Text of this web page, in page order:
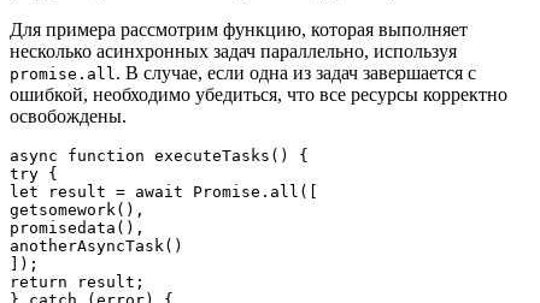
Для примера рассмотрим функцию, которая выполняет
несколько асинхронных задач параллельно, используя
promise.all . В случае, если одна из задач завершается с
ошибкой, необходимо убедиться, что все ресурсы корректно
освобождены.
async function executeTasks() {
try {
let result = await Promise.all([
getsomework(),
promisedata(),
anotherAsyncTask()
]);
return result;